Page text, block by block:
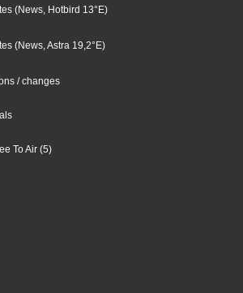
(News, Hotbird 13°E)
(News, Astra 19,2°E)
/ changes
To Air (5)